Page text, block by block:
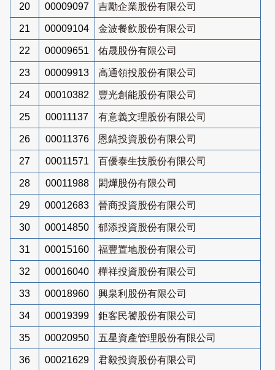
20 00009097 吉勵企業股份有限公司
21 00009104 金波餐飲股份有限公司
22 00009651 佑晟股份有限公司
23 00009913 高通領投股份有限公司
24 00010382 豐光創能股份有限公司
25 00011137 有意義文理股份有限公司
26 00011376 恩鎬投資股份有限公司
27 00011571 百優泰生技股份有限公司
28 00011988 閎燁股份有限公司
29 00012683 晉商投資股份有限公司
30 00014850 郁添投資股份有限公司
31 00015160 福豐置地股份有限公司
32 00016040 樺祥投資股份有限公司
33 00018960 興泉利股份有限公司
34 00019399 鉅客民饕股份有限公司
35 00020950 五星資產管理股份有限公司
36 00021629 君毅投資股份有限公司